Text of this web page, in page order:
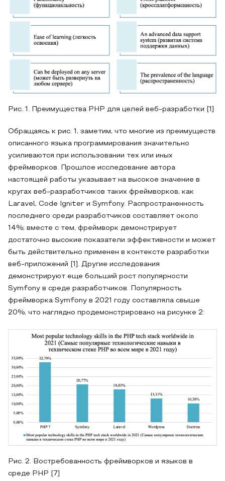
Рис. 1. Преимущества PHP для целей веб-разработки [1]
Обращаясь к рис. 1, заметим, что многие из преимуществ
описанного языка программирования значительно
усиливаются при использовании тех или иных
фреймворков. Прошлое исследование автора
настоящей работы указывает на высокое значение в
кругах веб-разработчиков таких фреймворков, как
Laravel, Code Igniter и Symfony. Распространенность
последнего среди разработчиков составляет около
14%; вместе с тем, фреймворк демонстрирует
достаточно высокие показатели эффективности и может
быть действительно применен в контексте разработки
веб-приложений [1]. Другие исследования
демонстрируют еще больший рост популярности
Symfony в среде разработчиков. Популярность
фреймворка Symfony в 2021 году составляла свыше
20%, что наглядно продемонстрировано на рисунке 2:
Рис. 2. Востребованность фреймворков и языков в
среде PHP [7]